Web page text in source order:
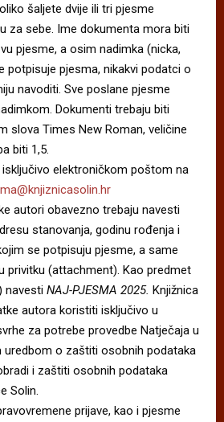
šaljete dvije ili tri pjesme
za sebe. Ime dokumenta mora biti
pjesme, a osim nadimka (nicka,
potpisuje pjesma, nikakvi podatci o
navoditi. Sve poslane pjesme
Dokumenti trebaju biti
slova Times New Roman, veličine
biti 1,5.
elektroničkom poštom na
autori obavezno trebaju navesti
stanovanja, godinu rođenja i
se potpisuju pjesme, a same
privitku (attachment). Kao predmet
navesti NAJ-PJESMA 2025. Knjižnica
autora koristiti isključivo u
za potrebe provedbe Natječaja u
uredbom o zaštiti osobnih podataka
i zaštiti osobnih podataka
Solin.
prijave, kao i pjesme